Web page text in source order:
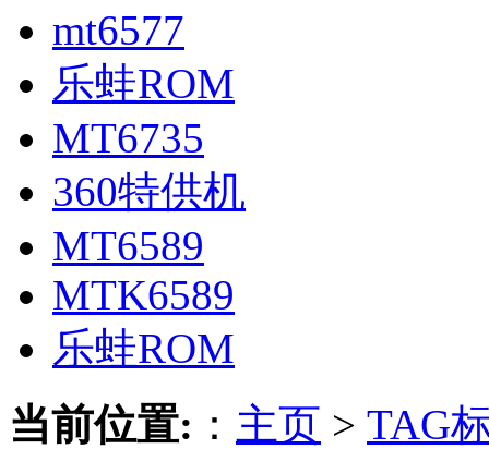
mt6577
乐蛙ROM
MT6735
360特供机
MT6589
MTK6589
乐蛙ROM
当前位置: ： 主页 > TAG